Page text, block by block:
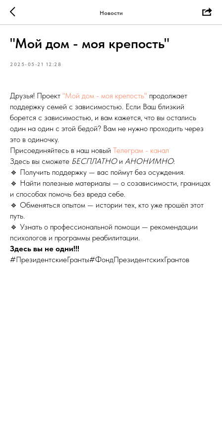
Новости
"Мой дом - моя крепость"
2025-05-21 12:28
Друзья! Проект "Мой дом - моя крепость" продолжает
поддержку семей с зависимостью. Если Ваш близкий
борется с зависимостью, и вам кажется, что вы остались
один на один с этой бедой? Вам не нужно проходить через
это в одиночку.
Присоединяйтесь в наш новый Телеграм - канал
Здесь вы сможете БЕСПЛАТНОи АНОНИМНО:
🔹 Получить поддержку — вас поймут без осуждения.
🔹 Найти полезные материалы — о созависимости, границах
и способах помочь без вреда себе.
🔹 Обменяться опытом — истории тех, кто уже прошёл этот
путь.
🔹 Узнать о профессиональной помощи — рекомендации
психологов и программы реабилитации.
Здесь вы не одни!!!
#ПрезидентскиеГранты#ФондПрезидентскихГрантов